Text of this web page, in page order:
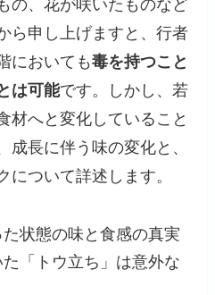
の、花が咲いたものなど
ら申し上げますと、行者
においても毒を持つこと
は可能です。しかし、若
材へと変化していること
成長に伴う味の変化と、
について詳述します。
状態の味と食感の真実
「トウ立ち」は意外な